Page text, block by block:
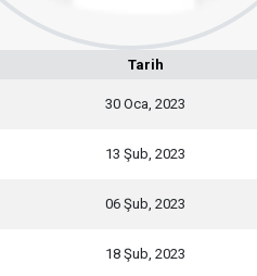
Tarih
30 Oca, 2023
13 Şub, 2023
06 Şub, 2023
18 Şub, 2023